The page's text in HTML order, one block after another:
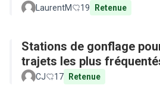
LaurentM 19 Retenue
Stations de gonflage
trajets les plus
CJ 17 Retenue